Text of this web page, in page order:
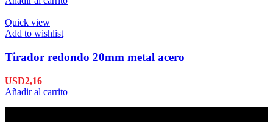
Quick view
Add to wishlist
Tirador redondo 20mm metal acero
USD2,16
Añadir al carrito